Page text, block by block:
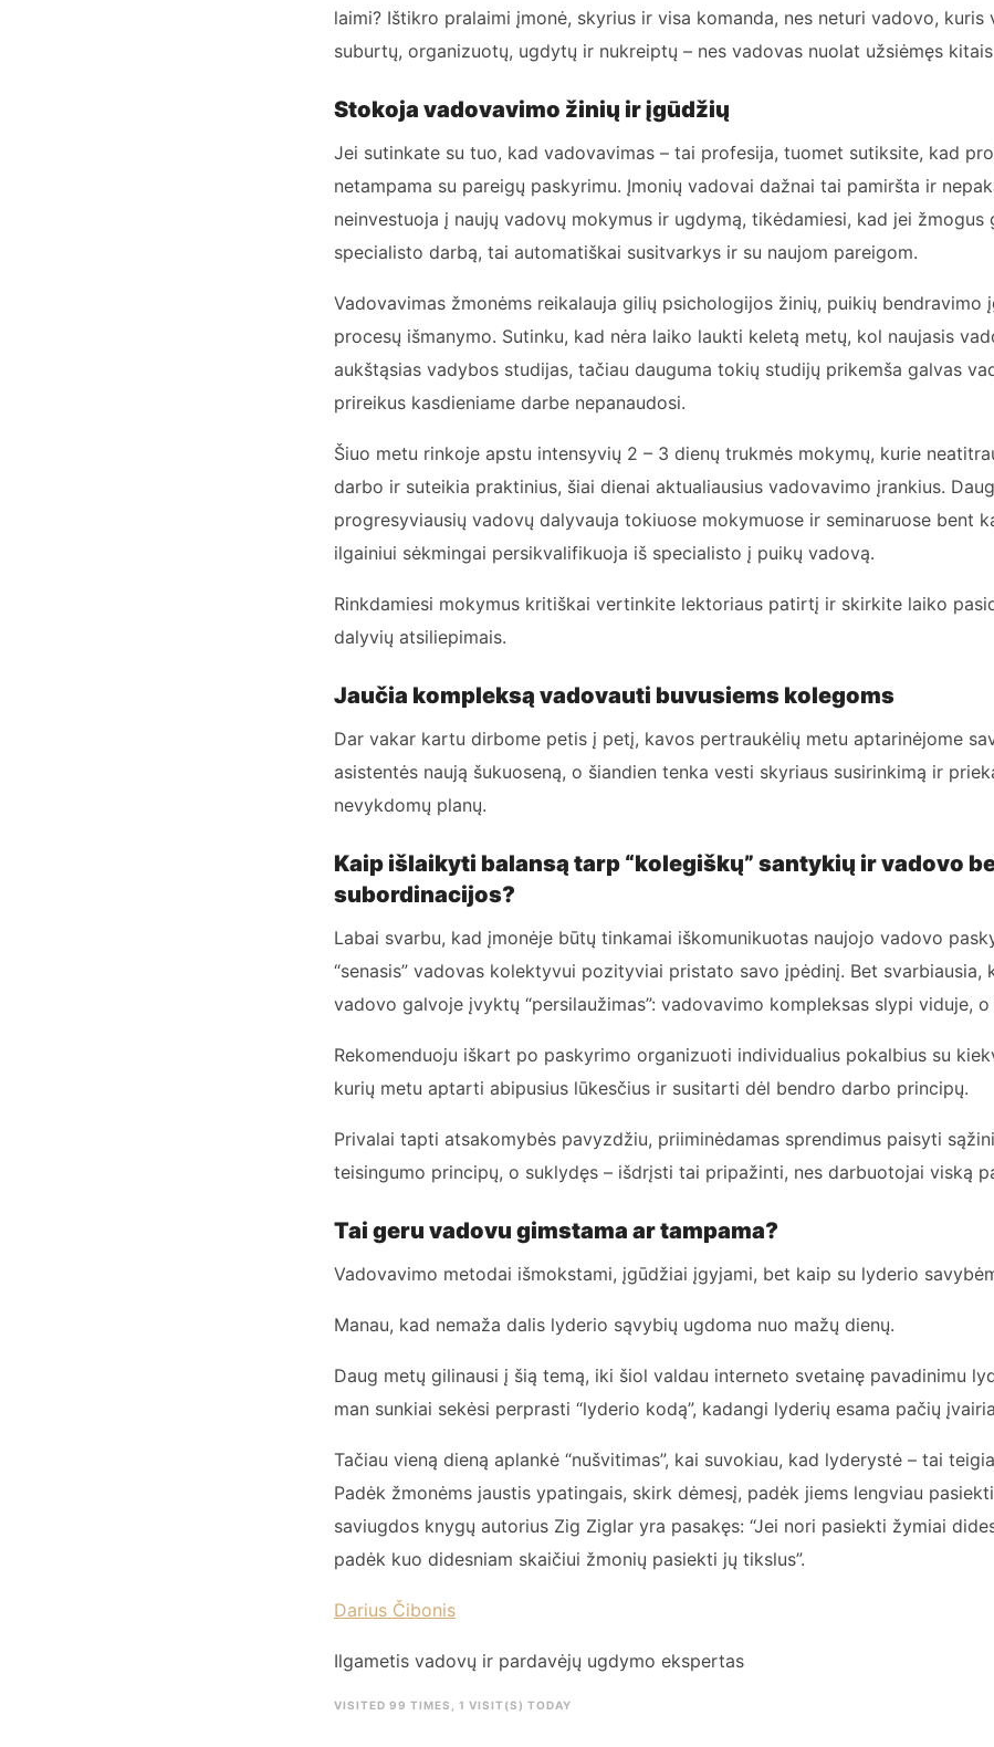
laimi? Ištikro pralaimi įmonė, skyrius ir visa komanda, nes neturi vadovo, kuris
suburtų, organizuotų, ugdytų ir nukreiptų – nes vadovas nuolat užsiėmęs
Stokoja vadovavimo žinių ir įgūdžių
Jei sutinkate su tuo, kad vadovavimas – tai profesija, tuomet sutiksite, kad
netampama su pareigų paskyrimu. Įmonių vadovai dažnai tai pamiršta ir
neinvestuoja į naujų vadovų mokymus ir ugdymą, tikėdamiesi, kad jei žmogus
specialisto darbą, tai automatiškai susitvarkys ir su naujom pareigom.
Vadovavimas žmonėms reikalauja gilių psichologijos žinių, puikių bendravimo
procesų išmanymo. Sutinku, kad nėra laiko laukti keletą metų, kol naujasis
aukštąsias vadybos studijas, tačiau dauguma tokių studijų prikemša galvas
prireikus kasdieniame darbe nepanaudosi.
Šiuo metu rinkoje apstu intensyvių 2 – 3 dienų trukmės mokymų, kurie
darbo ir suteikia praktinius, šiai dienai aktualiausius vadovavimo įrankius.
progresyviausių vadovų dalyvauja tokiuose mokymuose ir seminaruose bent
ilgainiui sėkmingai persikvalifikuoja iš specialisto į puikų vadovą.
Rinkdamiesi mokymus kritiškai vertinkite lektoriaus patirtį ir skirkite laiko
dalyvių atsiliepimais.
Jaučia kompleksą vadovauti buvusiems kolegoms
Dar vakar kartu dirbome petis į petį, kavos pertraukėlių metu aptarinėjome
asistentės naują šukuoseną, o šiandien tenka vesti skyriaus susirinkimą ir
nevykdomų planų.
Kaip išlaikyti balansą tarp “kolegiškų” santykių ir vadovo
subordinacijos?
Labai svarbu, kad įmonėje būtų tinkamai iškomunikuotas naujojo vadovo
“senasis” vadovas kolektyvui pozityviai pristato savo įpėdinį. Bet svarbiausia,
vadovo galvoje įvyktų “persilaužimas”: vadovavimo kompleksas slypi viduje, o
Rekomenduoju iškart po paskyrimo organizuoti individualius pokalbius su
kurių metu aptarti abipusius lūkesčius ir susitarti dėl bendro darbo principų.
Privalai tapti atsakomybės pavyzdžiu, priiminėdamas sprendimus paisyti
teisingumo principų, o suklydęs – išdrįsti tai pripažinti, nes darbuotojai viską
Tai geru vadovu gimstama ar tampama?
Vadovavimo metodai išmokstami, įgūdžiai įgyjami, bet kaip su lyderio
Manau, kad nemaža dalis lyderio sąvybių ugdoma nuo mažų dienų.
Daug metų gilinausi į šią temą, iki šiol valdau interneto svetainę pavadinimu
man sunkiai sekėsi perprasti “lyderio kodą”, kadangi lyderių esama pačių
Tačiau vieną dieną aplankė “nušvitimas”, kai suvokiau, kad lyderystė – tai
Padėk žmonėms jaustis ypatingais, skirk dėmesį, padėk jiems lengviau
saviugdos knygų autorius Zig Ziglar yra pasakęs: “Jei nori pasiekti žymiai
padėk kuo didesniam skaičiui žmonių pasiekti jų tikslus”.
Darius Čibonis
Ilgametis vadovų ir pardavėjų ugdymo ekspertas
VISITED 99 TIMES, 1 VISIT(S) TODAY